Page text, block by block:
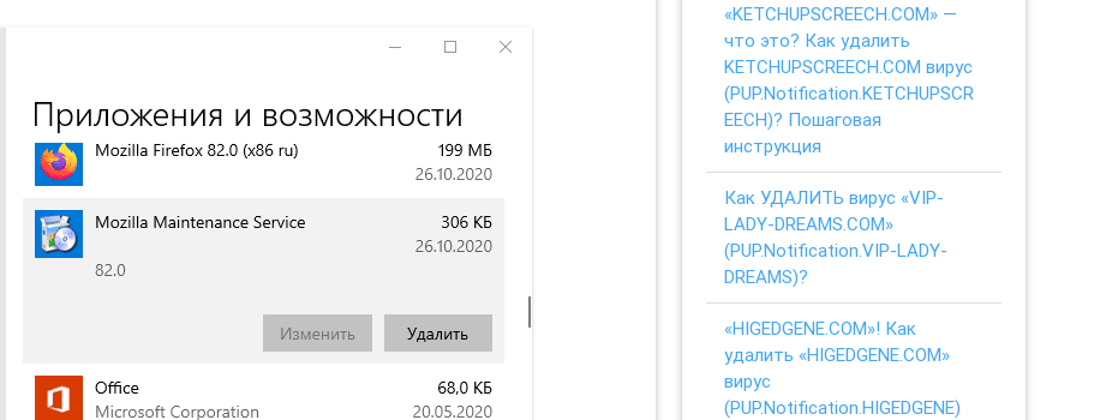
«KETCHUPSCREECH.COM» —
что это? Как удалить
KETCHUPSCREECH.COM вирус
(PUP.Notification.KETCHUPSCR
EECH)? Пошаговая
инструкция
Как УДАЛИТЬ вирус «VIP-
LADY-DREAMS.COM»
(PUP.Notification.VIP-LADY-
DREAMS)?
«HIGEDGENE.COM»! Как
удалить «HIGEDGENE.COM»
вирус
(PUP.Notification.HIGEDGENE)